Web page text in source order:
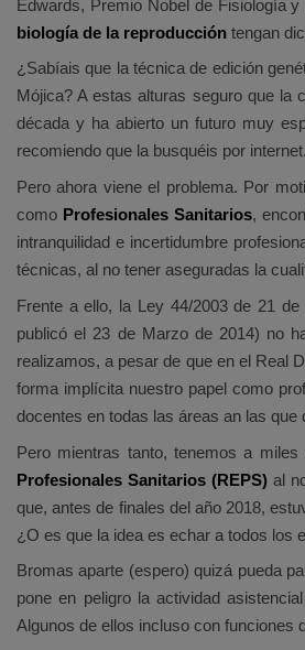
Edwards, Premio Nobel de Fisiología
biología de la reproducción tengan
¿Sabíais que la técnica de edición
Mójica? A estas alturas seguro que la
década y ha abierto un futuro muy
recomiendo que la busquéis por
Pero ahora viene el problema. Por
como Profesionales Sanitarios,
intranquilidad e incertidumbre
técnicas, al no tener aseguradas la
Frente a ello, la Ley 44/2003 de 21
publicó el 23 de Marzo de 2014) no
realizamos, a pesar de que en el Real
forma implícita nuestro papel como
docentes en todas las áreas an las
Pero mientras tanto, tenemos a
Profesionales Sanitarios (REPS) al
que, antes de finales del año 2018,
¿O es que la idea es echar a todos los
Bromas aparte (espero) quizá pueda
pone en peligro la actividad
Algunos de ellos incluso con funciones